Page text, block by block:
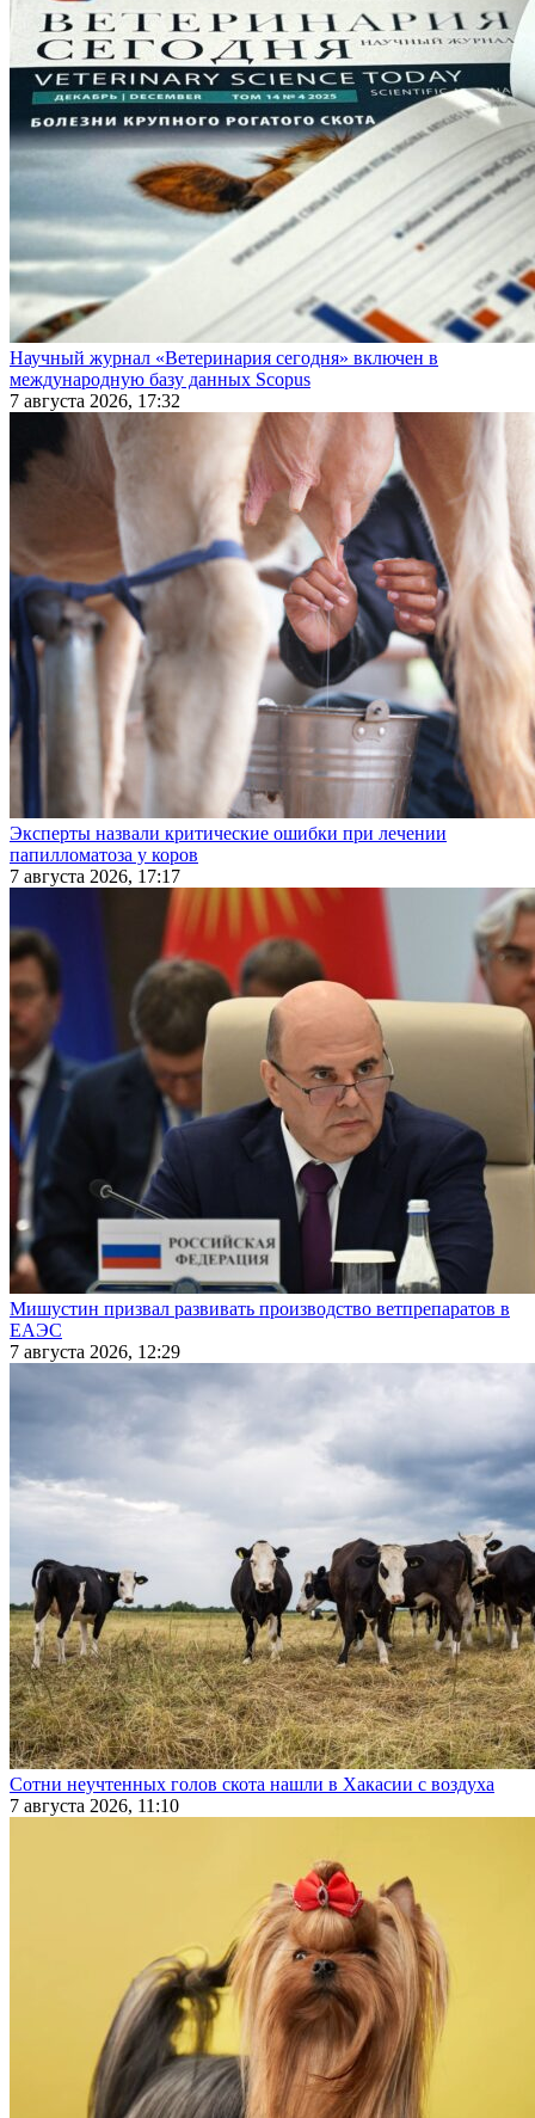
Научный журнал «Ветеринария сегодня» включен в
международную базу данных Scopus
7 августа 2026, 17:32
Эксперты назвали критические ошибки при лечении
папилломатоза у коров
7 августа 2026, 17:17
Мишустин призвал развивать производство ветпрепаратов в
ЕАЭС
7 августа 2026, 12:29
Сотни неучтенных голов скота нашли в Хакасии с воздуха
7 августа 2026, 11:10